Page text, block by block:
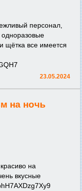
персонал,
одноразовые
щётка все имеется
23.05.2024
на ночь
на
вкусные